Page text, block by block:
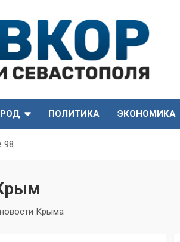
— Новости
ПОЛИТИКА ЭКОНОМИКА
98
Крыма